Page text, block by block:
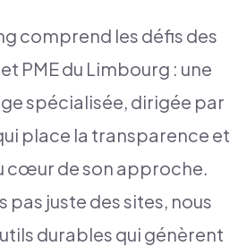
comprend les défis des
PME du Limbourg : une
spécialisée, dirigée par
place la transparence et
cœur de son approche.
pas juste des sites, nous
durables qui génèrent